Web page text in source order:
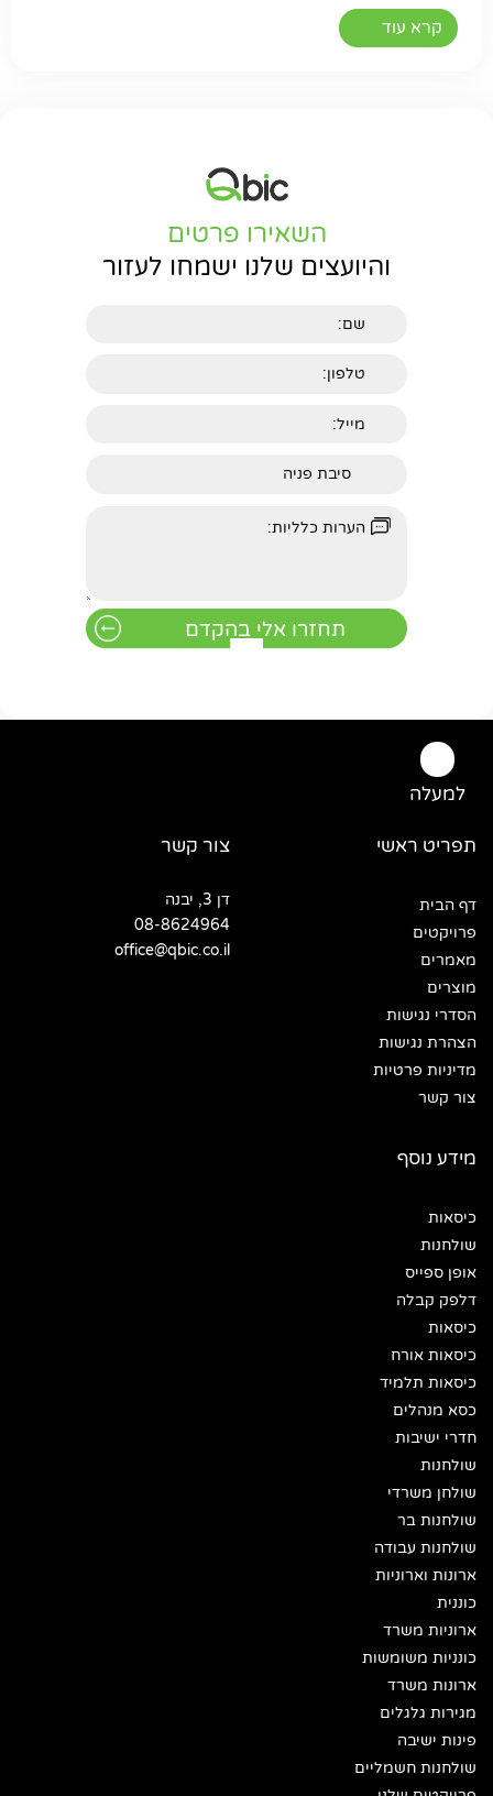
קרא עוד
השאירו פרטים
והיועצים שלנו ישמחו לעזור
למעלה
תפריט ראשי
דף הבית
פרויקטים
מאמרים
מוצרים
הסדרי נגישות
הצהרת נגישות
מדיניות פרטיות
צור קשר
מידע נוסף
כיסאות
שולחנות
אופן ספייס
דלפק קבלה
כיסאות
כיסאות אורח
כיסאות תלמיד
כסא מנהלים
חדרי ישיבות
שולחנות
שולחן משרדי
שולחנות בר
שולחנות עבודה
ארונות וארוניות
כוננית
ארוניות משרד
כונניות משומשות
ארונות משרד
מגירות גלגלים
פינות ישיבה
שולחנות חשמליים
צור קשר
דן 3, יבנה
08-8624964
office@qbic.co.il